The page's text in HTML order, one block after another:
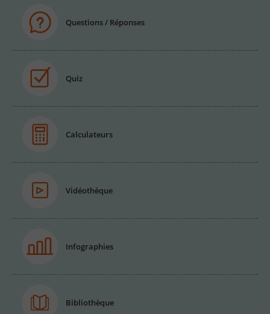
Questions / Réponses
Quiz
Calculateurs
Vidéothèque
Infographies
Bibliothèque